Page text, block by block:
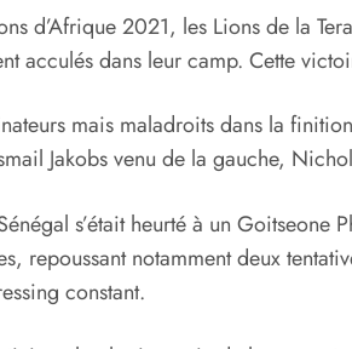
d’Afrique 2021, les Lions de la
acculés dans leur camp. Cette
mais maladroits dans la
Jakobs venu de la gauche,
s’était heurté à un
repoussant notamment deux
constant.